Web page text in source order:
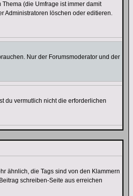
(die Umfrage ist immer damit
Administratoren löschen oder editieren.
Nur der Forumsmoderator und der
du vermutlich nicht die erforderlichen
ähnlich, die Tags sind von den Klammern
schreiben-Seite aus erreichen